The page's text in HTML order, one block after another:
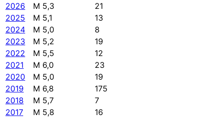
2026
M 5,3
21
2025
M 5,1
13
2024
M 5,0
8
2023
M 5,2
19
2022
M 5,5
12
2021
M 6,0
23
2020
M 5,0
19
2019
M 6,8
175
2018
M 5,7
7
2017
M 5,8
16